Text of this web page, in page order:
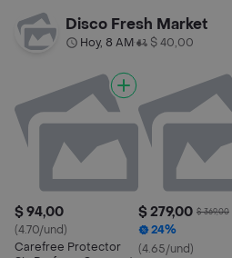
Disco Fresh Market
Hoy, 8 AM• $ 40,00
$ 94,00
(4.70/und)
Carefree Protector
$ 279,00 $ 369,00
24%
(4.65/und)